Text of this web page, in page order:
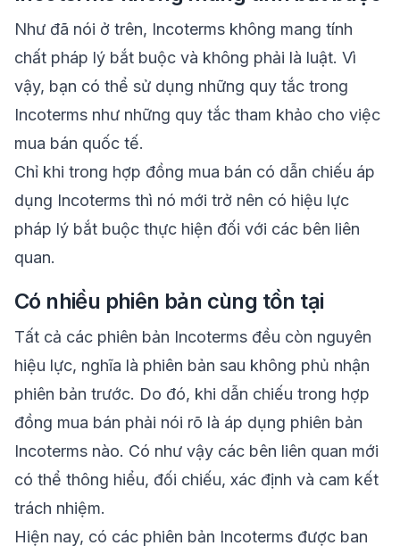
Như đã nói ở trên, Incoterms không mang tính
chất pháp lý bắt buộc và không phải là luật. Vì
vậy, bạn có thể sử dụng những quy tắc trong
Incoterms như những quy tắc tham khảo cho việc
mua bán quốc tế.
Chỉ khi trong hợp đồng mua bán có dẫn chiếu áp
dụng Incoterms thì nó mới trở nên có hiệu lực
pháp lý bắt buộc thực hiện đối với các bên liên
quan.
Có nhiều phiên bản cùng tồn tại
Tất cả các phiên bản Incoterms đều còn nguyên
hiệu lực, nghĩa là phiên bản sau không phủ nhận
phiên bản trước. Do đó, khi dẫn chiếu trong hợp
đồng mua bán phải nói rõ là áp dụng phiên bản
Incoterms nào. Có như vậy các bên liên quan mới
có thể thông hiểu, đối chiếu, xác định và cam kết
trách nhiệm.
Hiện nay, có các phiên bản Incoterms được ban